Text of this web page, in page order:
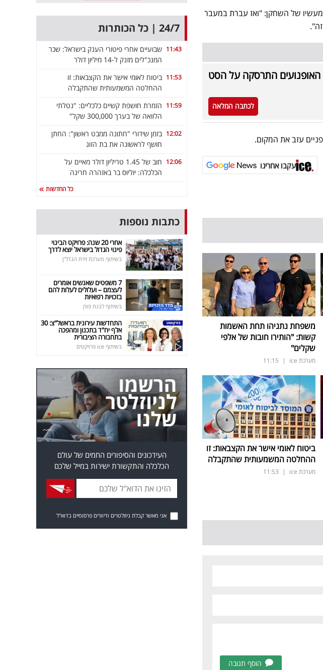
מעשיו של השחקן: "ואז עברת במעבר
התרסקה על הסט
לכתבה המלאה
עזב את המקום.
עקבו אחרינו
משפחת נתניהו תחת האשמות
קשות: "הותירו חובות של אלפי
שקלים"
מערכת ice |
11:15
ביטוח לאומי אישר את הקצבאות: זו
ההחלטה המשמעותית שהתקבלה
מערכת ice |
11:53
הוסף תגובה
24/7 | כל הכותרות
11:43 שבועיים אחרי פיטורי הענק בישראל: שכר
המנכ"לים מזנק ל-14 מיליון דולר
11:53 ביטוח לאומי אישר את הקצבאות: זו
ההחלטה המשמעותית שהתקבלה
11:59 הזמרת חושפת קשיים כלכליים: "נטלתי
הלוואה של בערך 300,000 שקל"
12:02 בזמן שידורי "חתונה ממבט ראשון": החתן
חושף לראשונה את בת הזוג
12:06
חוב של 1.45 טריליון דולר מאיים על
הכלכלה: יוליוס בר באזהרה חריגה
כל החדשות
כתבות נוספות
אחרי 20 שנה: פרויקט הבינוי
פינוי הגדול בישראל יוצא לדרך
בשיתוף מערכת זירת הנדל"ן
7 משפטים שאנשים אומרים
לעצמם – ועלולים לעלות להם
בזכויות רפואיות
בשיתוף לבנת פורן
התחדשות עירונית בראשל"צ: 30
אלף יח"ד בתכנון ומהפכה
בתחבורה הציבורית
בשיתוף ice פרויקטים
העידכונים והסיפורים החמים של עולם
הכלכלה והתקשורת ישירות במייל שלכם
אני מאשר קבלת ניוזלטרים ודיוורים פרסומיים בדוא"ל